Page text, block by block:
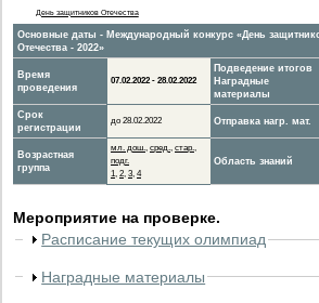
День защитников Отечества
Основные даты - Международный конкурс «День
Отечества - 2022»
Время
проведения
07.02.2022 - 28.02.2022
Подведение итогов
Наградные
материалы
Срок
регистрации
до 28.02.2022 Отправка нагр. мат.
Возрастная
группа
мл. дош., сред., стар.,
подг.
1, 2, 3, 4
Область знаний
Мероприятие на проверке.
Расписание текущих олимпиад
Наградные материалы